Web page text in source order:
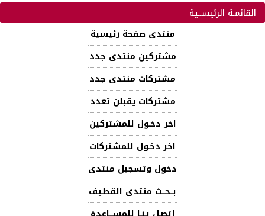
القائمـة الرئيســية
منتدى صفحة رئيسية
مشتركين منتدى جدد
مشتركات منتدى جدد
مشتركات يقبلن تعدد
اخر دخـول للمشتركين
اخر دخـول للمشتركات
دخول وتسجيل منتدى
بــحــث منتدى القطيف